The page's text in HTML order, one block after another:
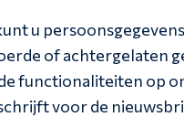
u
of achtergelaten
functionaliteiten op
voor de